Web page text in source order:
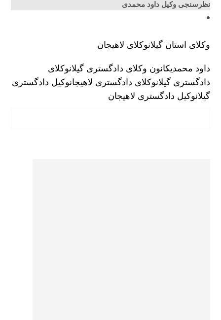
نظرسنجی وکیل داود محمدی
وکلای استان گیلانوکلای لاهیجان
داود محمدیکانون وکلای دادگستری گیلانوکلای
دادگستری گیلانوکلای دادگستری لاهیجانوکیل دادگستری
گیلانوکیل دادگستری لاهیجان